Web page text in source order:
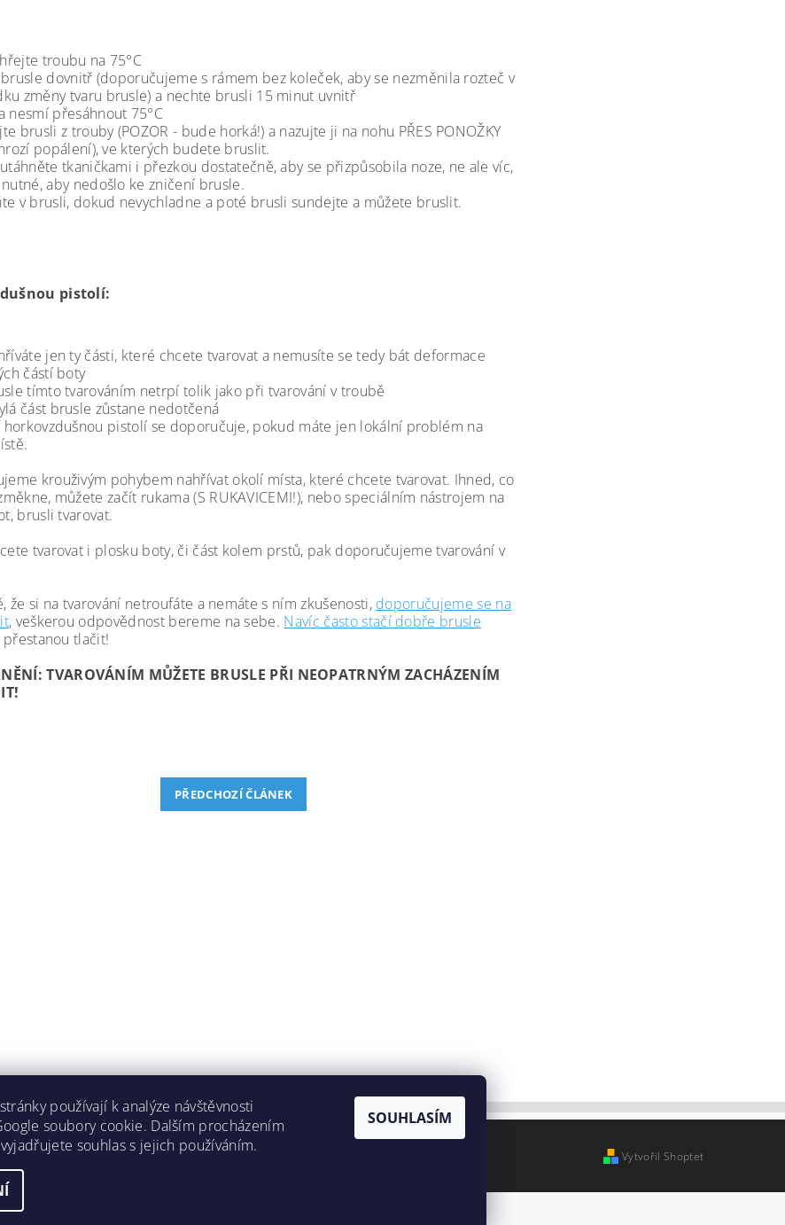
troubu na 75°C
dovnitř (doporučujeme s rámem bez koleček, aby se nezměnila rozteč v
změny tvaru brusle) a nechte brusli 15 minut uvnitř
nesmí přesáhnout 75°C
brusli z trouby (POZOR - bude horká!) a nazujte ji na nohu PŘES PONOŽKY
popálení), ve kterých budete bruslit.
tkaničkami i přezkou dostatečně, aby se přizpůsobila noze, ne ale víc,
aby nedošlo ke zničení brusle.
v brusli, dokud nevychladne a poté brusli sundejte a můžete bruslit.
pistolí:
jen ty části, které chcete tvarovat a nemusíte se tedy bát deformace
částí boty
tímto tvarováním netrpí tolik jako při tvarování v troubě
část brusle zůstane nedotčená
horkovzdušnou pistolí se doporučuje, pokud máte jen lokální problém na
krouživým pohybem nahřívat okolí místa, které chcete tvarovat. Ihned, co
můžete začít rukama (S RUKAVICEMI!), nebo speciálním nástrojem na
brusli tvarovat.
tvarovat i plosku boty, či část kolem prstů, pak doporučujeme tvarování v
že si na tvarování netroufáte a nemáte s ním zkušenosti, doporučujeme se na
, veškerou odpovědnost bereme na sebe. Navíc často stačí dobře brusle
tlačit!
TVAROVÁNÍM MŮŽETE BRUSLE PŘI NEOPATRNÝM ZACHÁZENÍM
PŘEDCHOZÍ ČLÁNEK
Vytvořil Shoptet
používají k analýze návštěvnosti
soubory cookie. Dalším procházením
souhlas s jejich používáním.
SOUHLASÍM